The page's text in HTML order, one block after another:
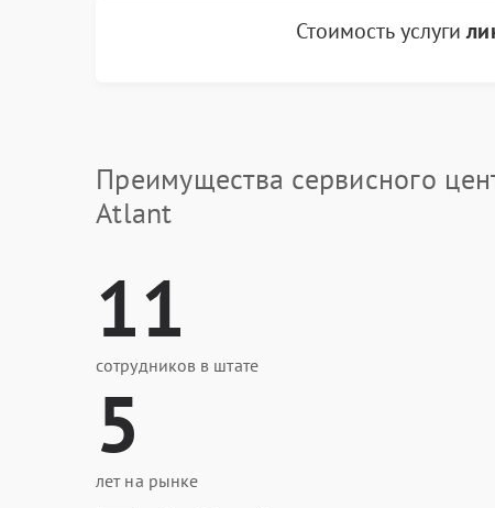
Стоимость услуги
Преимущества сервисного
Atlant
11
сотрудников в штате
5
лет на рынке